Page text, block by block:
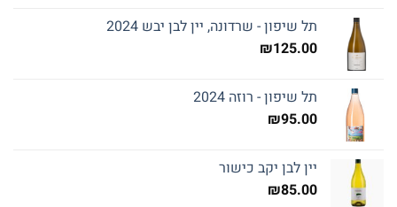
תל שיפון - שרדונה, יין לבן יבש 2024
₪125.00
תל שיפון - רוזה 2024
₪95.00
יין לבן יקב כישור
₪85.00